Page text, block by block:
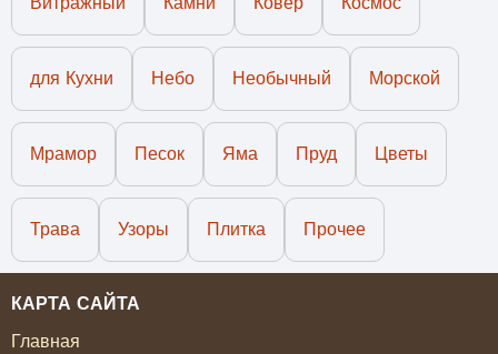
для Кухни Небо Необычный Морской
Мрамор Песок Яма Пруд Цветы
Трава Узоры Плитка Прочее
КАРТА САЙТА
Главная